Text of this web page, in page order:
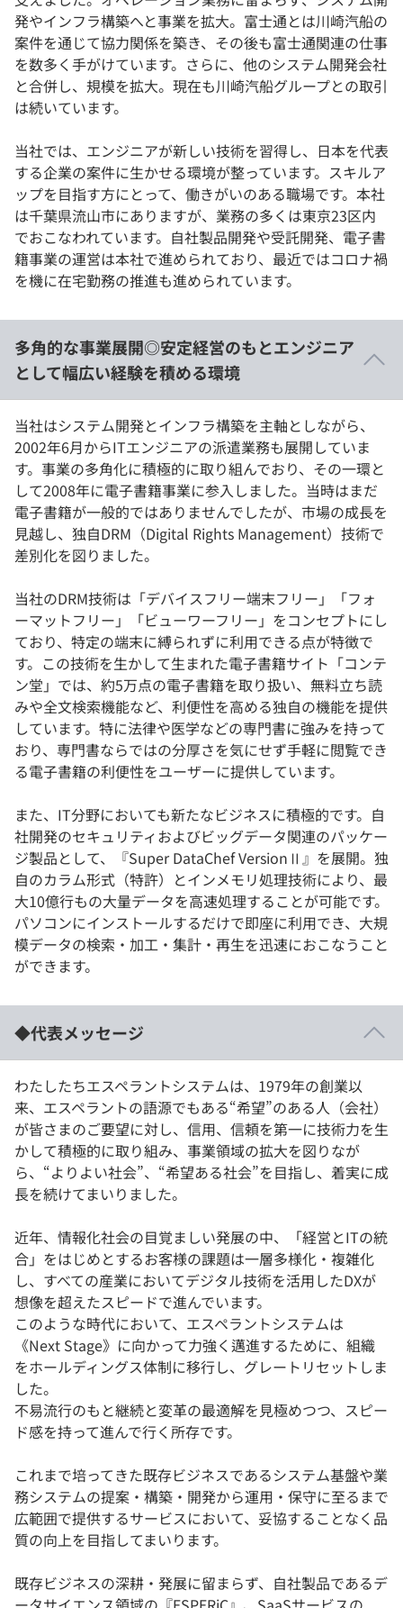
発やインフラ構築へと事業を拡大。富士通とは川崎汽船の
案件を通じて協力関係を築き、その後も富士通関連の仕事
を数多く手がけています。さらに、他のシステム開発会社
と合併し、規模を拡大。現在も川崎汽船グループとの取引
は続いています。
当社では、エンジニアが新しい技術を習得し、日本を代表
する企業の案件に生かせる環境が整っています。スキルア
ップを目指す方にとって、働きがいのある職場です。本社
は千葉県流山市にありますが、業務の多くは東京23区内
でおこなわれています。自社製品開発や受託開発、電子書
籍事業の運営は本社で進められており、最近ではコロナ禍
を機に在宅勤務の推進も進められています。
多角的な事業展開◎安定経営のもとエンジニア
として幅広い経験を積める環境
当社はシステム開発とインフラ構築を主軸としながら、
2002年6月からITエンジニアの派遣業務も展開していま
す。事業の多角化に積極的に取り組んでおり、その一環と
して2008年に電子書籍事業に参入しました。当時はまだ
電子書籍が一般的ではありませんでしたが、市場の成長を
見越し、独自DRM（Digital Rights Management）技術で
差別化を図りました。
当社のDRM技術は「デバイスフリー端末フリー」「フォ
ーマットフリー」「ビューワーフリー」をコンセプトにし
ており、特定の端末に縛られずに利用できる点が特徴で
す。この技術を生かして生まれた電子書籍サイト「コンテ
ン堂」では、約5万点の電子書籍を取り扱い、無料立ち読
みや全文検索機能など、利便性を高める独自の機能を提供
しています。特に法律や医学などの専門書に強みを持って
おり、専門書ならではの分厚さを気にせず手軽に閲覧でき
る電子書籍の利便性をユーザーに提供しています。
また、IT分野においても新たなビジネスに積極的です。自
社開発のセキュリティおよびビッグデータ関連のパッケー
ジ製品として、『Super DataChef VersionⅡ』を展開。独
自のカラム形式（特許）とインメモリ処理技術により、最
大10億行もの大量データを高速処理することが可能です。
パソコンにインストールするだけで即座に利用でき、大規
模データの検索・加工・集計・再生を迅速におこなうこと
ができます。
◆代表メッセージ
わたしたちエスペラントシステムは、1979年の創業以
来、エスペラントの語源でもある“希望”のある人（会社）
が皆さまのご要望に対し、信用、信頼を第一に技術力を生
かして積極的に取り組み、事業領域の拡大を図りなが
ら、“よりよい社会”、“希望ある社会”を目指し、着実に成
長を続けてまいりました。
近年、情報化社会の目覚ましい発展の中、「経営とITの統
合」をはじめとするお客様の課題は一層多様化・複雑化
し、すべての産業においてデジタル技術を活用したDXが
想像を超えたスピードで進んでいます。
このような時代において、エスペラントシステムは
《Next Stage》に向かって力強く邁進するために、組織
をホールディングス体制に移行し、グレートリセットしま
した。
不易流行のもと継続と変革の最適解を見極めつつ、スピー
ド感を持って進んで行く所存です。
これまで培ってきた既存ビジネスであるシステム基盤や業
務システムの提案・構築・開発から運用・保守に至るまで
広範囲で提供するサービスにおいて、妥協することなく品
質の向上を目指してまいります。
既存ビジネスの深耕・発展に留まらず、自社製品であるデ